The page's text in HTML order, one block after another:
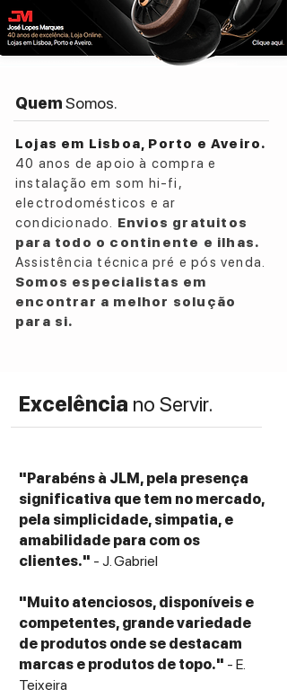
QuemSomos.
Lojas em Lisboa, Porto e Aveiro.
40 anos de apoio à compra e
instalação em som hi-fi,
electrodomésticos e ar
condicionado. Envios gratuitos
para todo o continente e ilhas.
Assistência técnica pré e pós venda.
Somos especialistas em
encontrar a melhor solução
para si.
Excelência no Servir.
"Parabéns à JLM, pela presença
significativa que tem no mercado,
pela simplicidade, simpatia, e
amabilidade para com os
clientes." - J. Gabriel
"Muito atenciosos, disponíveis e
competentes, grande variedade
de produtos onde se destacam
marcas e produtos de topo." - E.
Teixeira